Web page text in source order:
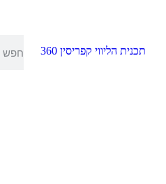
תכנית הליווי קפריסין 360